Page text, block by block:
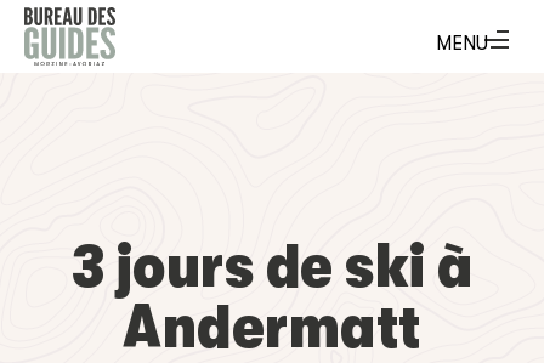
3 jours de ski à
Andermatt